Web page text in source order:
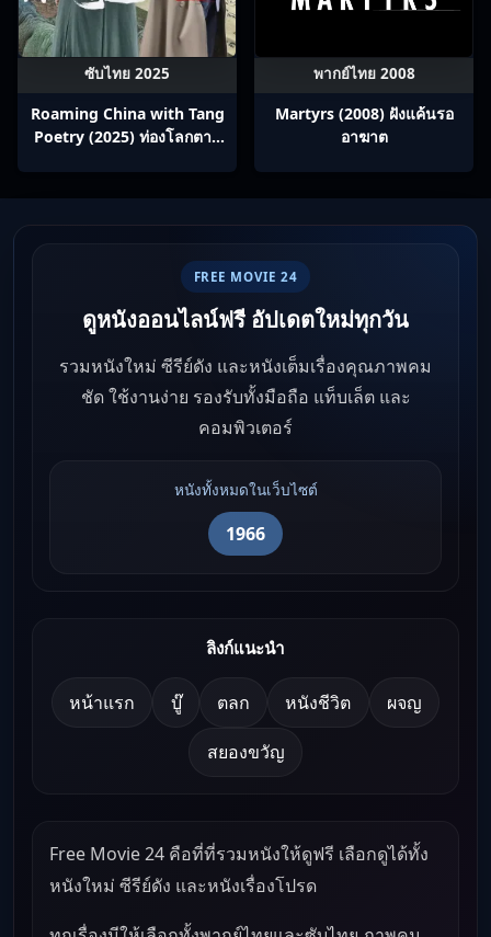
ซับไทย 2025
Roaming China with Tang
Poetry (2025) ท่องโลกตาม
พากย์ไทย 2008
Martyrs (2008) ฝังแค้นรอ
อาฆาต
FREE MOVIE 24
ดูหนังออนไลน์ฟรี อัปเดตใหม่ทุกวัน
รวมหนังใหม่ ซีรีย์ดัง และหนังเต็มเรื่องคุณภาพคม
ชัด ใช้งานง่าย รองรับทั้งมือถือ แท็บเล็ต และ
คอมพิวเตอร์
หนังทั้งหมดในเว็บไซต์
1966
ลิงก์แนะนำ
หน้าแรก บู๊ ตลก หนังชีวิต ผจญ
สยองขวัญ
Free Movie 24 คือที่ที่รวมหนังให้ดูฟรี เลือกดูได้ทั้ง
หนังใหม่ ซีรีย์ดัง และหนังเรื่องโปรด